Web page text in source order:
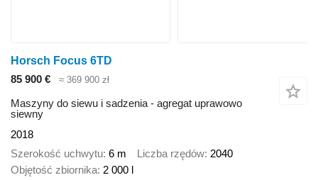
Horsch Focus 6TD
85 900 €
≈ 369 900 zł
Maszyny do siewu i sadzenia - agregat uprawowo
siewny
2018
Szerokość uchwytu 6 m Liczba rzędów 2040
Objętość zbiornika 2 000 l